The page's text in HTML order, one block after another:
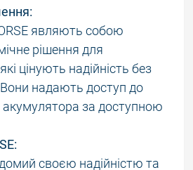
являють собою
рішення для
цінують надійність без
надають доступ до
акумулятора за доступною
своєю надійністю та